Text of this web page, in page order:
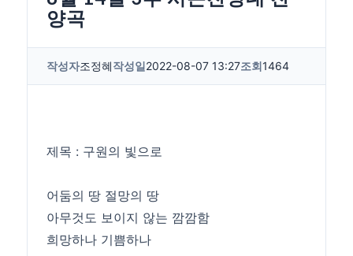
양곡
작성자조정혜작성일2022-08-07 13:27조회1464
제목 : 구원의 빛으로
어둠의 땅 절망의 땅
아무것도 보이지 않는 깜깜함
희망하나 기쁨하나